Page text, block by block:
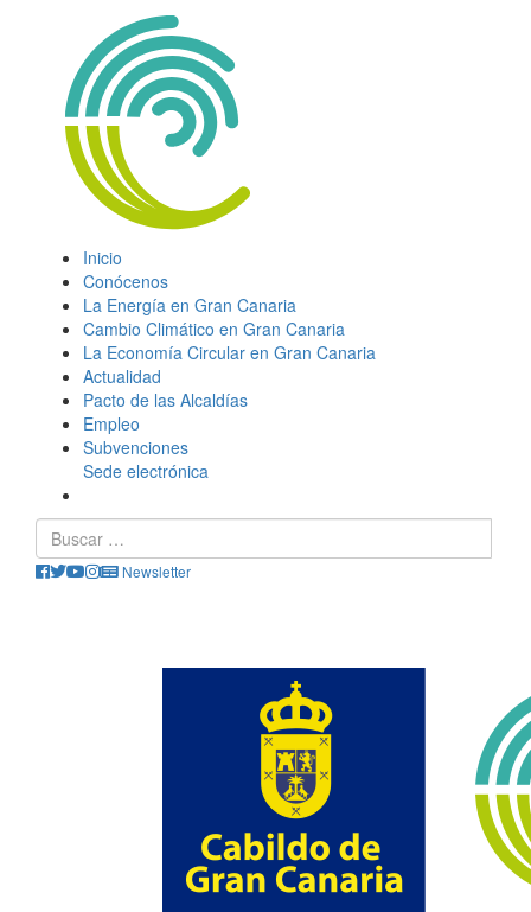
Inicio
Conócenos
La Energía en Gran Canaria
Cambio Climático en Gran Canaria
La Economía Circular en Gran Canaria
Actualidad
Pacto de las Alcaldías
Empleo
Subvenciones
Sede electrónica
Newsletter